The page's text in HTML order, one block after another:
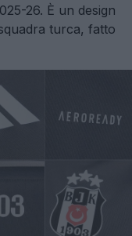
26. È un design
turca, fatto